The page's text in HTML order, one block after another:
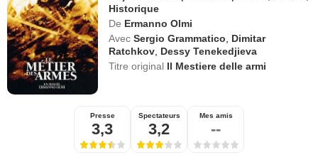
Historique
De Ermanno Olmi
Avec Sergio Grammatico
Dimitar
Ratchkov Dessy Tenekedjieva
Titre original Il Mestiere delle armi
Presse
3,3
Spectateurs
3,2
Mes amis
--